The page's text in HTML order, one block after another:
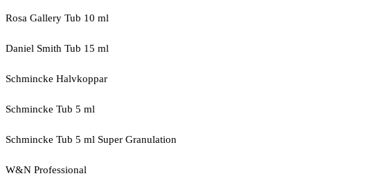
Rosa Gallery Tub 10 ml
Daniel Smith Tub 15 ml
Schmincke Halvkoppar
Schmincke Tub 5 ml
Schmincke Tub 5 ml Super Granulation
W&N Professional